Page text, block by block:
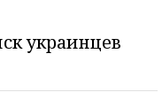
украинцев